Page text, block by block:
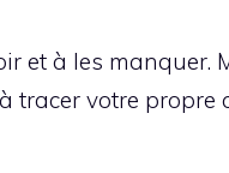
et à les manquer.
tracer votre propre